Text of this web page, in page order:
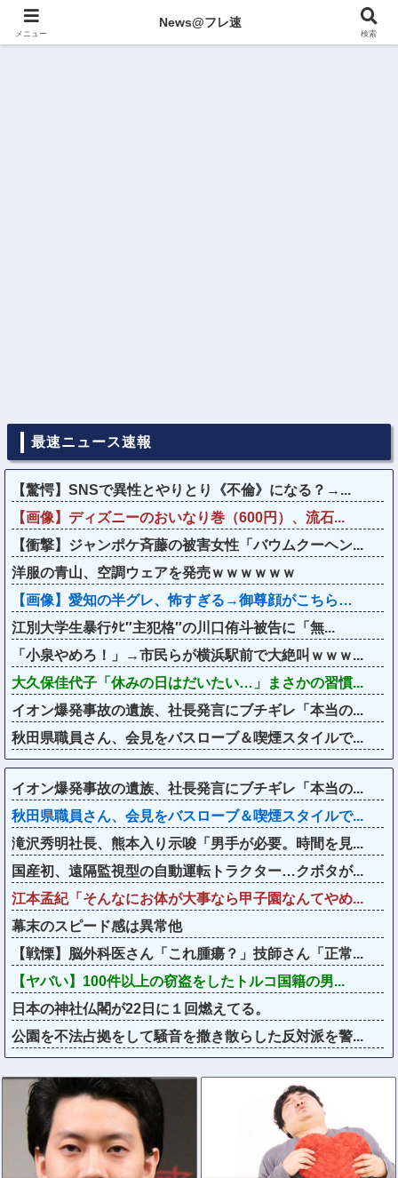
最速ニュース速報
【驚愕】SNSで異性とやりとり《不倫》になる？→...
【画像】ディズニーのおいなり巻（600円）、流石...
【衝撃】ジャンポケ斉藤の被害女性「バウムクーヘン...
洋服の青山、空調ウェアを発売ｗｗｗｗｗｗ
【画像】愛知の半グレ、怖すぎる→御尊顔がこちら…
江別大学生暴行ﾀﾋ″主犯格″の川口侑斗被告に「無...
「小泉やめろ！」→市民らが横浜駅前で大絶叫ｗｗｗ...
大久保佳代子「休みの日はだいたい…」まさかの習慣...
イオン爆発事故の遺族、社長発言にブチギレ「本当の...
秋田県職員さん、会見をバスローブ＆喫煙スタイルで...
イオン爆発事故の遺族、社長発言にブチギレ「本当の...
秋田県職員さん、会見をバスローブ＆喫煙スタイルで...
滝沢秀明社長、熊本入り示唆「男手が必要。時間を見...
国産初、遠隔監視型の自動運転トラクター…クボタが...
江本孟紀「そんなにお体が大事なら甲子園なんてやめ...
幕末のスピード感は異常他
【戦慄】脳外科医さん「これ腫瘍？」技師さん「正常...
【ヤバい】100件以上の窃盗をしたトルコ国籍の男...
日本の神社仏閣が22日に１回燃えてる。
公園を不法占拠をして騒音を撒き散らした反対派を警...
メニュー
News@フレ速
検索